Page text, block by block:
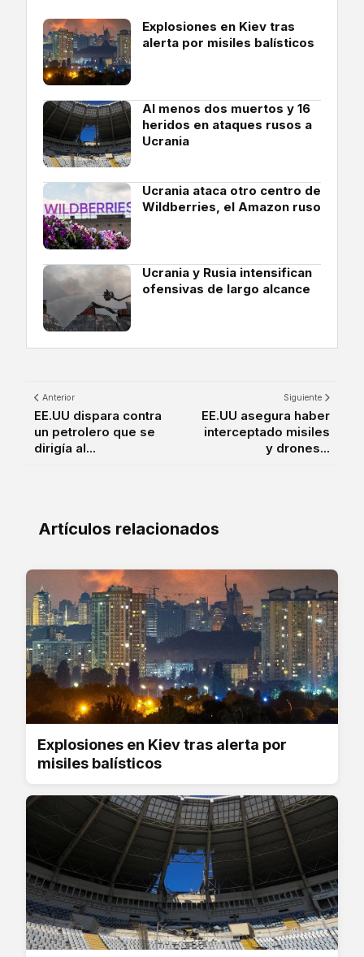
Explosiones en Kiev tras
alerta por misiles balísticos
Al menos dos muertos y 16
heridos en ataques rusos a
Ucrania
Ucrania ataca otro centro de
Wildberries, el Amazon ruso
Ucrania y Rusia intensifican
ofensivas de largo alcance
Anterior
EE.UU dispara contra
un petrolero que se
dirigía al...
Siguiente
EE.UU asegura haber
interceptado misiles
y drones...
Artículos relacionados
Explosiones en Kiev tras alerta por
misiles balísticos